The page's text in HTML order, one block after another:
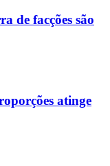
de facções são
atinge